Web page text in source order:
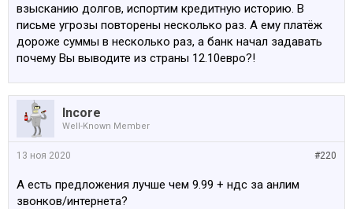
взысканию долгов, испортим кредитную историю. В
письме угрозы повторены несколько раз. А ему платёж
дороже суммы в несколько раз, а банк начал задавать
почему Вы выводите из страны 12.10евро?!
Incore
Well-Known Member
#220
13 ноя 2020
А есть предложения лучше чем 9.99 + ндс за анлим
звонков/интернета?